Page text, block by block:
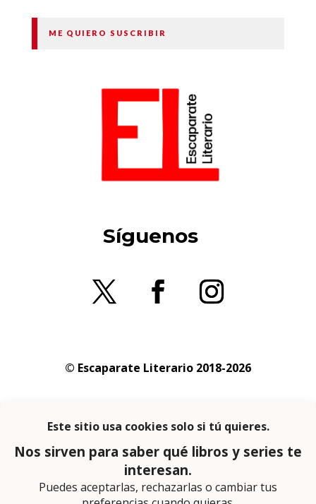
ME QUIERO SUSCRIBIR
Síguenos
© Escaparate Literario 2018-2026
privacidad
En calidad de afiliado de Amazon obtengo